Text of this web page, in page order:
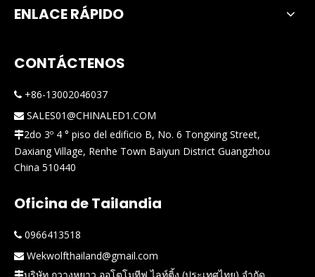
ENLACE RÁPIDO
CONTÁCTENOS
 +86-13002046037
 SALES01@CHINALED1.COM
2do 3º 4 ° piso del edificio B, No. 6 Tongxing Street,
Daxiang Village, Renhe Town Baiyun District Guangzhou
China 510440
Oficina de Tailandia
 0966413518
 Wekwolfthailand@gmail.com
บริษัท กวางหยาว ออโตโมทีฟ ไลท์ติ้ง (ประเทศไทย) จำกัด